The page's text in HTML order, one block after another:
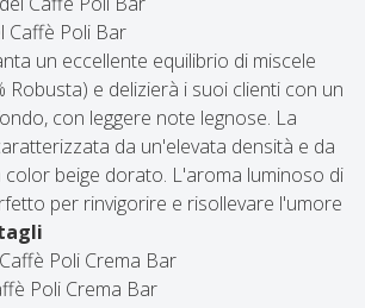
Caffè Poli Bar
un eccellente equilibrio di miscele
Robusta) e delizierà i suoi clienti con un
con leggere note legnose. La
da un'elevata densità e da
color beige dorato. L'aroma luminoso di
per rinvigorire e risollevare l'umore
Poli Crema Bar